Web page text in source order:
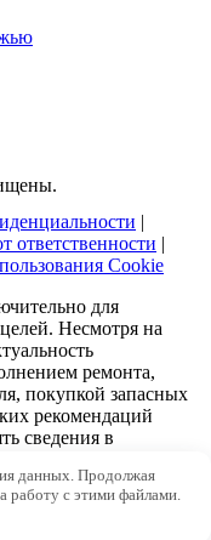
|
ответственности |
Cookie
для
Несмотря на
ремонта,
покупкой запасных
рекомендаций
сведения в
необходимости.
данных. Продолжая
работу с этими файлами.